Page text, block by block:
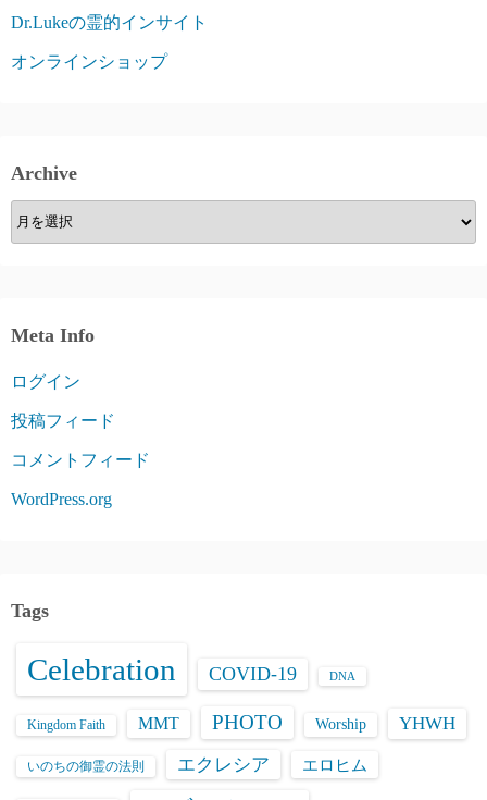
Dr.Lukeの霊的インサイト
オンラインショップ
Archive
Archive
Meta Info
ログイン
投稿フィード
コメントフィード
WordPress.org
Tags
Celebration COVID-19 DNA
Kingdom Faith MMT PHOTO Worship YHWH
いのちの御霊の法則 エクレシア エロヒム